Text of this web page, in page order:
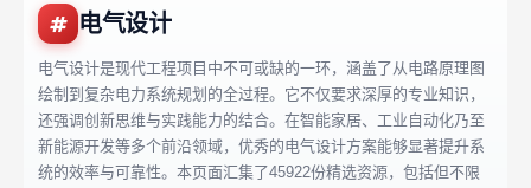
电气设计
电气设计是现代工程项目中不可或缺的一环，涵盖了从电路原理图
绘制到复杂电力系统规划的全过程。它不仅要求深厚的专业知识，
还强调创新思维与实践能力的结合。在智能家居、工业自动化乃至
新能源开发等多个前沿领域，优秀的电气设计方案能够显著提升系
统的效率与可靠性。本页面汇集了45922份精选资源，包括但不限